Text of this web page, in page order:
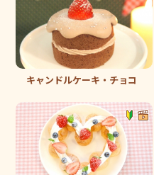
キャンドルケーキ・チョコ